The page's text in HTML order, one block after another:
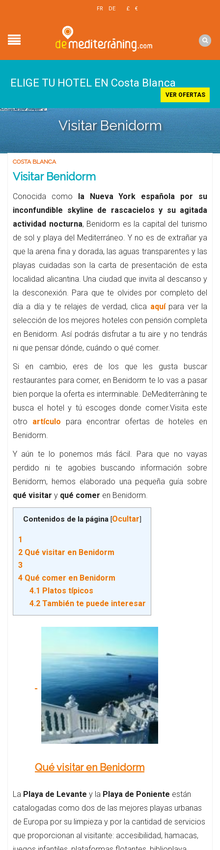
FR DE £ €
ELIGE TU HOTEL EN Costa Blanca
VER OFERTAS
Visitar Benidorm
COSTA BLANCA
Visitar Benidorm
Conocida como la Nueva York española por su
inconfundible skyline de rascacielos y su agitada
actividad nocturna, Benidorm es la capital del turismo
de sol y playa del Mediterráneo. Y no es de extrañar ya
que la arena fina y dorada, las aguas transparentes y las
playas cuidadas son la carta de presentación de esta
localidad alicantina. Una ciudad que invita al descanso y
la desconexión. Para que te olvides por completo del
día a día y te relajes de verdad, clica aquí para ver la
selección de los mejores hoteles con pensión completa
en Benidorm. Así podrás disfrutar a tu aire y no tendrás
ni que pensar dónde, cuándo o qué comer.
Si en cambio, eres de los que les gusta buscar
restaurantes para comer, en Benidorm te lo vas a pasar
bien porque la oferta es interminable. DeMediterràning te
busca el hotel y tú escoges donde comer.Visita este
otro artículo
para encontrar ofertas de hoteles en
Benidorm.
Y aún te lo ponemos más fácil. Para que no vayas
perdido ni te agobies buscando información sobre
Benidorm, hemos elaborado una pequeña guía sobre
qué visitar y qué comer en Benidorm.
Contenidos de la página [Ocultar]
1
2 Qué visitar en Benidorm
3
4 Qué comer en Benidorm
4.1 Platos típicos
4.2También te puede interesar
Qué visitar en Benidorm
La Playa de Levante y la Playa de Poniente están
catalogadas como dos de las mejores playas urbanas
de Europa por su limpieza y por la cantidad de servicios
que proporcionan al visitante: accesibilidad, hamacas,